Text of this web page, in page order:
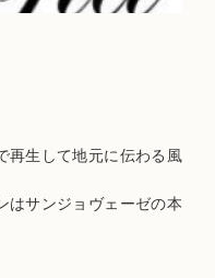
再生して地元に伝わる風
はサンジョヴェーゼの本